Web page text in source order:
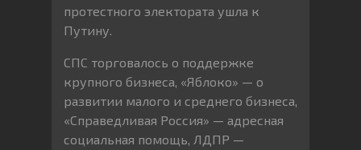
протестного электората ушла к
Путину.
СПС торговалось о поддержке
крупного бизнеса, «Яблоко» — о
развитии малого и среднего бизнеса,
«Справедливая Россия» — адресная
социальная помощь, ЛДПР —